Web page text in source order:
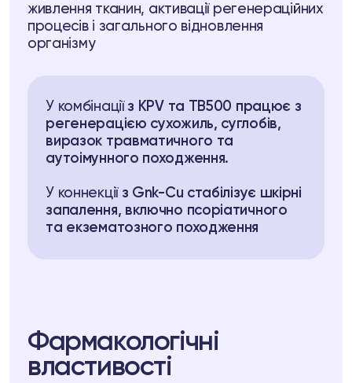
Telegram
живлення тканин, активації регенераційних
процесів і загального відновлення
організму
У комбінації з KPV та ТВ500 працює з
регенерацією сухожиль, суглобів,
виразок травматичного та
аутоімунного походження.
У коннекції з Gnk-Cu стабілізує шкірні
запалення, включно псоріатичного
та екзематозного походження
Фармакологічні
властивості